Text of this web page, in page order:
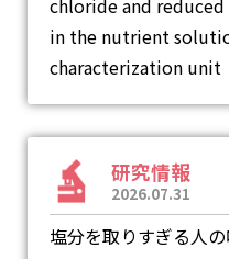
chloride and
in the nutrient
characterization unit
研究情報
2026.07.31
塩分を取りすぎる人